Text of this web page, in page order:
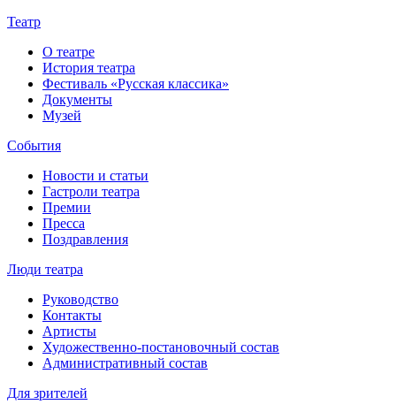
Театр
О театре
История театра
Фестиваль «Русская классика»
Документы
Музей
События
Новости и статьи
Гастроли театра
Премии
Пресса
Поздравления
Люди театра
Руководство
Контакты
Артисты
Художественно-постановочный состав
Административный состав
Для зрителей